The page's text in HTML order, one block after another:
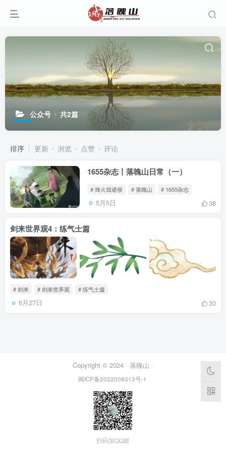
公众号 共2篇
排序 更新 浏览 点赞 评论
1655杂志丨落魄山日常（一）
# 烽火戏诸侯 # 落魄山 # 1655杂志
5月5日 38
剑来世界观4：练气士篇
# 剑来 # 剑来世界观 # 练气士篇
6月27日 30
Copyright © 2024 · 落魄山 ·
闽ICP备2022008313号-1
扫码加QQ群